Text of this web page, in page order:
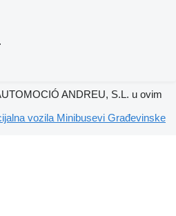
ANDREU, S.L. u ovim
vozila Minibusevi Građevinske